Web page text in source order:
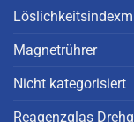
Magnetrührer
Nicht kategorisiert
Reagenzglas